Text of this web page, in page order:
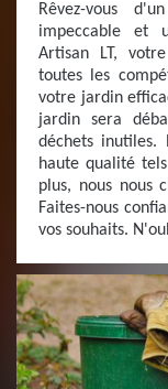
Rêvez-vous
impeccable et
Artisan LT,
toutes les
votre jardin
jardin sera
déchets inutiles.
haute qualité
plus, nous nous
Faites-nous
vos souhaits.